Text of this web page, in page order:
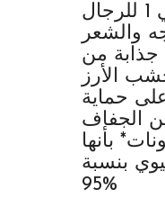
والشعر
جذابة من
الأرز
حماية
الجفاف
بأنها
بنسبة
%95